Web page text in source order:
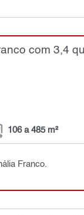
com 3,4
106 a 485 m²
Franco.